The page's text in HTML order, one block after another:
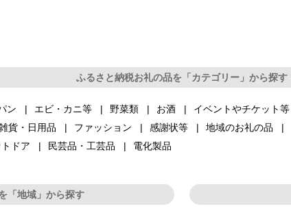
ふるさと納税お礼の品を「カテゴリー」から探す
ン エビ・カニ等 野菜類 お酒 イベントやチケット等
貨・日用品 ファッション 感謝状等 地域のお礼の品
ドア 民芸品・工芸品 電化製品
「地域」から探す